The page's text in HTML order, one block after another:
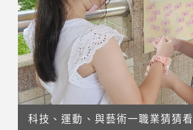
科技、運動、與藝術一職業猜猜看